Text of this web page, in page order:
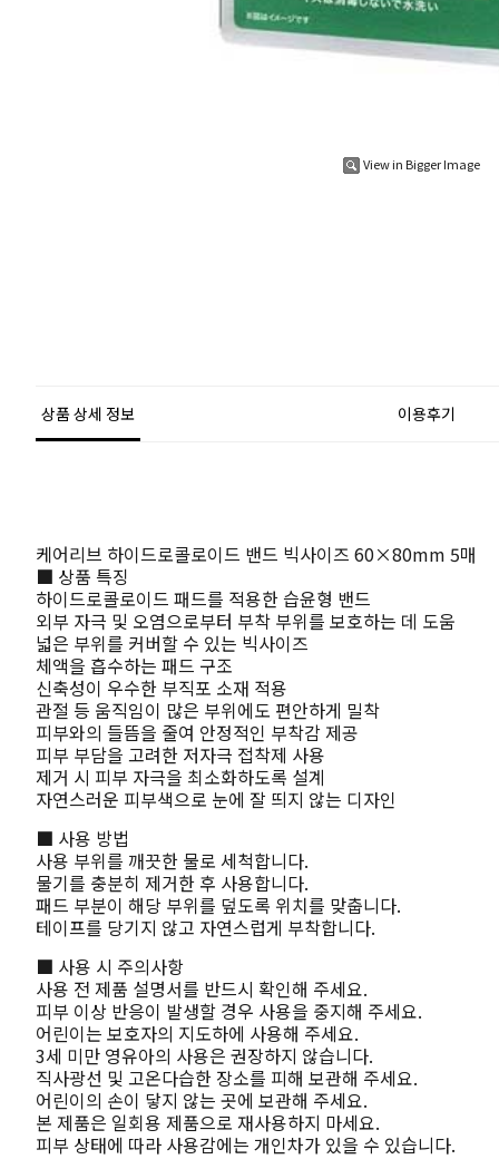
View in Bigger Image
상품 상세 정보 이용후기
케어리브 하이드로콜로이드 밴드 빅사이즈 60×80mm 5매
■ 상품 특징
하이드로콜로이드 패드를 적용한 습윤형 밴드
외부 자극 및 오염으로부터 부착 부위를 보호하는 데 도움
넓은 부위를 커버할 수 있는 빅사이즈
체액을 흡수하는 패드 구조
신축성이 우수한 부직포 소재 적용
관절 등 움직임이 많은 부위에도 편안하게 밀착
피부와의 들뜸을 줄여 안정적인 부착감 제공
피부 부담을 고려한 저자극 접착제 사용
제거 시 피부 자극을 최소화하도록 설계
자연스러운 피부색으로 눈에 잘 띄지 않는 디자인
■ 사용 방법
사용 부위를 깨끗한 물로 세척합니다.
물기를 충분히 제거한 후 사용합니다.
패드 부분이 해당 부위를 덮도록 위치를 맞춥니다.
테이프를 당기지 않고 자연스럽게 부착합니다.
■ 사용 시 주의사항
사용 전 제품 설명서를 반드시 확인해 주세요.
피부 이상 반응이 발생할 경우 사용을 중지해 주세요.
어린이는 보호자의 지도하에 사용해 주세요.
3세 미만 영유아의 사용은 권장하지 않습니다.
직사광선 및 고온다습한 장소를 피해 보관해 주세요.
어린이의 손이 닿지 않는 곳에 보관해 주세요.
본 제품은 일회용 제품으로 재사용하지 마세요.
피부 상태에 따라 사용감에는 개인차가 있을 수 있습니다.